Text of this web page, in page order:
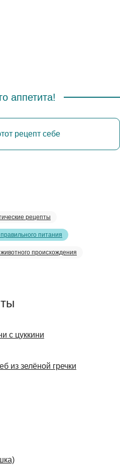
аппетита!
рецепт себе
рецепты
питания
происхождения
с цуккини
из зелёной гречки